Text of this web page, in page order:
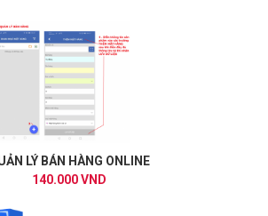
LÝ BÁN HÀNG ONLINE
140.000 VND